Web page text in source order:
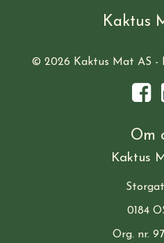
Kaktus
© 2026 Kaktus Mat AS -
Om
Kaktus
0184
Org. nr.